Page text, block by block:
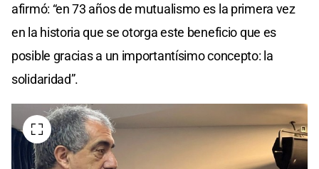
afirmó: “en 73 años de mutualismo es la primera vez
en la historia que se otorga este beneficio que es
posible gracias a un importantísimo concepto: la
solidaridad”.